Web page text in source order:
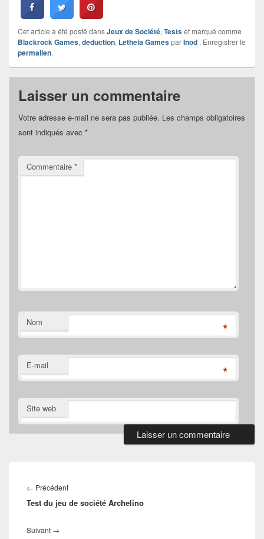
Cet article a été posté dansJeux de Société, Testset marqué comme
Blackrock Games, deduction, Letheia GamesparInod . Enregistrer le
permalien.
Laisser un commentaire
Votre adresse e-mail ne sera pas publiée. Les champs obligatoires
sont indiqués avec *
Commentaire *
Nom *
E-mail *
Site web
de
l’article
← PrécédentArticle
précédent :
Test du jeu de société Archelino
Suivant →